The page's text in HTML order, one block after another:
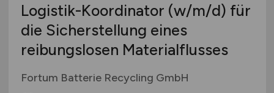
Logistik-Koordinator (w/m/d) für
die Sicherstellung eines
reibungslosen Materialflusses
Fortum Batterie Recycling GmbH